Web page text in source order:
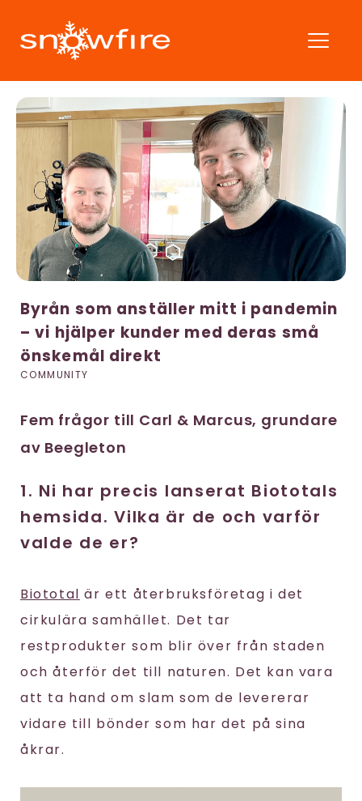
Byrån som anställer mitt i pandemin
– vi hjälper kunder med deras små
önskemål direkt
COMMUNITY
Fem frågor till Carl & Marcus, grundare
av Beegleton
1. Ni har precis lanserat Biototals
hemsida. Vilka är de och varför
valde de er?
Biototal är ett återbruksföretag i det
cirkulära samhället. Det tar
restprodukter som blir över från staden
och återför det till naturen. Det kan vara
att ta hand om slam som de levererar
vidare till bönder som har det på sina
åkrar.